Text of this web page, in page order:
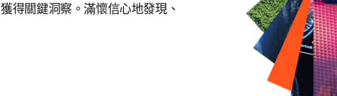
得關鍵洞察。滿懷信心地發現、